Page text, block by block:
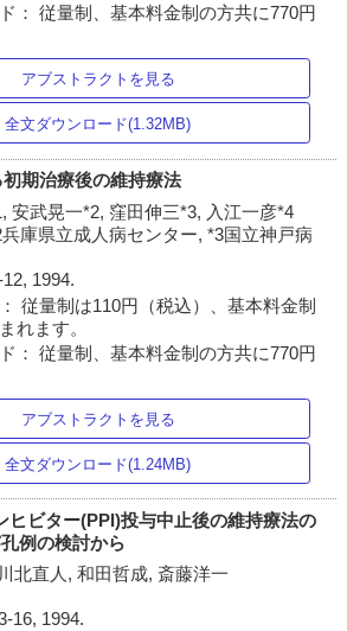
： 従量制、基本料金制の方共に770円
アブストラクトを見る
全文ダウンロード(1.32MB)
期治療後の維持療法
安武晃一*2, 窪田伸三*3, 入江一彦*4
庫県立成人病センター, *3国立神戸病
12, 1994.
従量制は110円（税込）、基本料金制
れます。
： 従量制、基本料金制の方共に770円
アブストラクトを見る
全文ダウンロード(1.24MB)
ヒビター(PPI)投与中止後の維持療法の
例の検討から
北直人, 和田哲成, 斎藤洋一
16, 1994.